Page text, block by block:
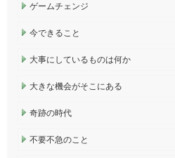
ゲームチェンジ
今できること
大事にしているものは何か
大きな機会がそこにある
奇跡の時代
不要不急のこと